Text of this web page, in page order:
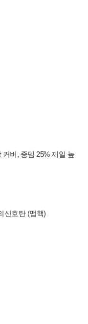
버, 증뎀 25% 제일 높
신호탄 (맵핵)